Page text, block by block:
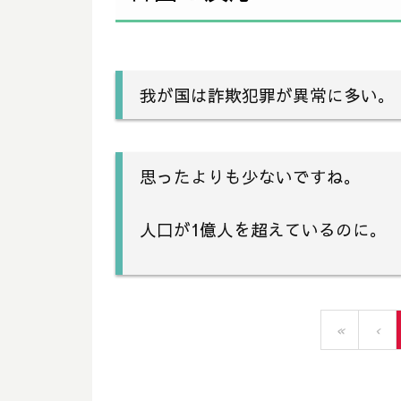
我が国は詐欺犯罪が異常に多い。
思ったよりも少ないですね。
人口が1億人を超えているのに。
« ‹